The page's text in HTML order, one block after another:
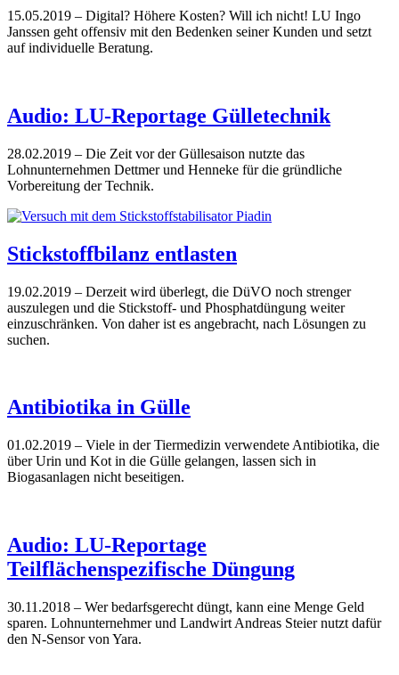
15.05.2019 – Digital? Höhere Kosten? Will ich nicht! LU Ingo
Janssen geht offensiv mit den Bedenken seiner Kunden und setzt
auf individuelle Beratung.
Audio: LU-Reportage Gülletechnik
28.02.2019 – Die Zeit vor der Güllesaison nutzte das
Lohnunternehmen Dettmer und Henneke für die gründliche
Vorbereitung der Technik.
Stickstoffbilanz entlasten
19.02.2019 – Derzeit wird überlegt, die DüVO noch strenger
auszulegen und die Stickstoff- und Phosphatdüngung weiter
einzuschränken. Von daher ist es angebracht, nach Lösungen zu
suchen.
Antibiotika in Gülle
01.02.2019 – Viele in der Tiermedizin verwendete Antibiotika, die
über Urin und Kot in die Gülle gelangen, lassen sich in
Biogasanlagen nicht beseitigen.
Audio: LU-Reportage
Teilflächenspezifische Düngung
30.11.2018 – Wer bedarfsgerecht düngt, kann eine Menge Geld
sparen. Lohnunternehmer und Landwirt Andreas Steier nutzt dafür
den N-Sensor von Yara.